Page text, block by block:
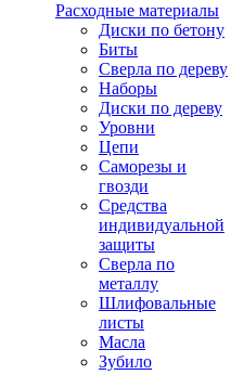
Расходные материалы
Диски по бетону
Биты
Сверла по дереву
Наборы
Диски по дереву
Уровни
Цепи
Саморезы и
гвозди
Средства
индивидуальной
защиты
Сверла по
металлу
Шлифовальные
листы
Масла
Зубило